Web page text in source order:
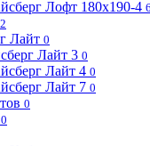
Лофт 180х190-4 6
Лайт 0
Лайт 3 0
Лайт 4 0
Лайт 7 0
0